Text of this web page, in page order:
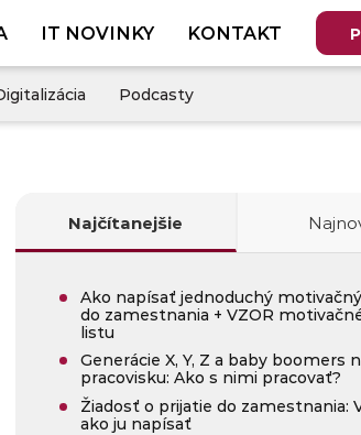
IT NOVINKY KONTAKT
Podcasty
Najčítanejšie
Ako napísať jednoduchý
do zamestnania + VZOR
listu
Generácie X, Y, Z a baby boomers
pracovisku: Ako s nimi pracovať?
Žiadosť o prijatie do zamestnania:
ako ju napísať